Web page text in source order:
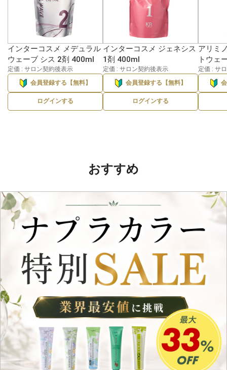
インターコスメ メデュラル
ウェーブ シス 2剤 400ml
定価 : サロン契約後表示
会員登録する【無料】
ログインする
インターコスメ ジェネシス
1剤 400ml
定価 : サロン契約後表示
会員登録する【無料】
ログインする
アリミ
トウェ
定価 : サ
おすすめ